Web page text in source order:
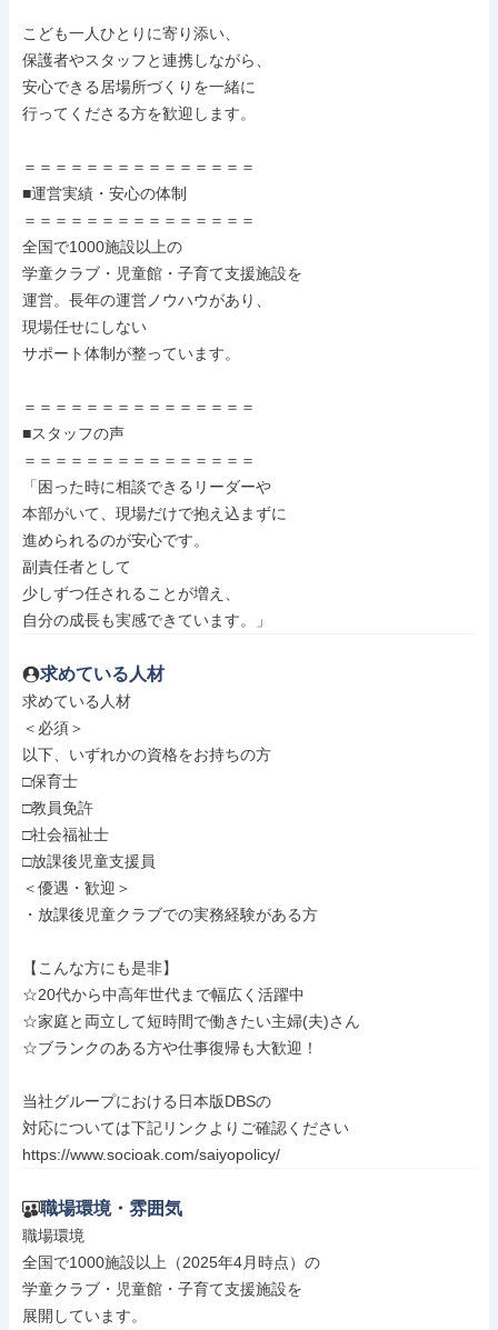
こども一人ひとりに寄り添い、
保護者やスタッフと連携しながら、
安心できる居場所づくりを一緒に
行ってくださる方を歓迎します。
＝＝＝＝＝＝＝＝＝＝＝＝＝＝＝
■運営実績・安心の体制
＝＝＝＝＝＝＝＝＝＝＝＝＝＝＝
全国で1000施設以上の
学童クラブ・児童館・子育て支援施設を
運営。長年の運営ノウハウがあり、
現場任せにしない
サポート体制が整っています。
＝＝＝＝＝＝＝＝＝＝＝＝＝＝＝
■スタッフの声
＝＝＝＝＝＝＝＝＝＝＝＝＝＝＝
「困った時に相談できるリーダーや
本部がいて、現場だけで抱え込まずに
進められるのが安心です。
副責任者として
少しずつ任されることが増え、
自分の成長も実感できています。」
求めている人材
求めている人材
＜必須＞
以下、いずれかの資格をお持ちの方
□保育士
□教員免許
□社会福祉士
□放課後児童支援員
＜優遇・歓迎＞
・放課後児童クラブでの実務経験がある方
【こんな方にも是非】
☆20代から中高年世代まで幅広く活躍中
☆家庭と両立して短時間で働きたい主婦(夫)さん
☆ブランクのある方や仕事復帰も大歓迎！
当社グループにおける日本版DBSの
対応については下記リンクよりご確認ください
https://www.socioak.com/saiyopolicy/
職場環境・雰囲気
職場環境
全国で1000施設以上（2025年4月時点）の
学童クラブ・児童館・子育て支援施設を
展開しています。